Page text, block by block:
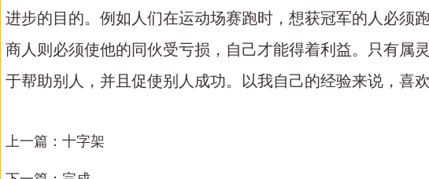
进步的目的。例如人们在运动场赛跑时，想获冠军的人必须
商人则必须使他的同伙受亏损，自己才能得着利益。只有属
于帮助别人，并且促使别人成功。以我自己的经验来说，喜
上一篇： 十字架